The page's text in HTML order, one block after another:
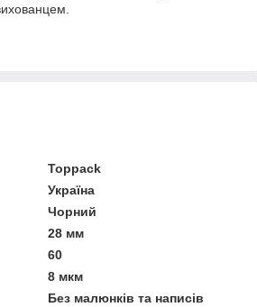
Toppack
Україна
Чорний
28 мм
60
8 мкм
Без малюнків та написів